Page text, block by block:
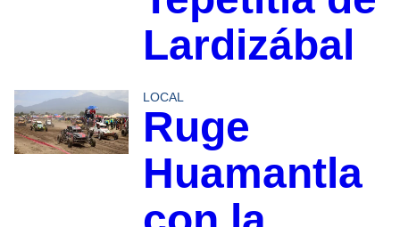
Lardizábal
LOCAL
Ruge
Huamantla